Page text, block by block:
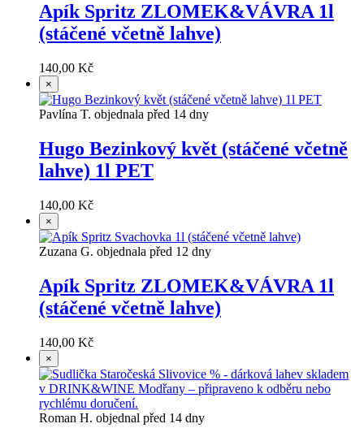
Apík Spritz ZLOMEK&VÁVRA 1l
(stáčené včetně lahve)
140,00 Kč
×
Pavlína T. objednala před 14 dny
Hugo Bezinkový květ (stáčené včetně
lahve) 1l PET
140,00 Kč
×
Zuzana G. objednala před 12 dny
Apík Spritz ZLOMEK&VÁVRA 1l
(stáčené včetně lahve)
140,00 Kč
×
Roman H. objednal před 14 dny